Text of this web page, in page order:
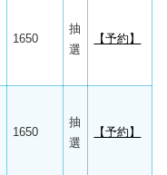
1650
抽
選
【予約】
1650
抽
選
【予約】